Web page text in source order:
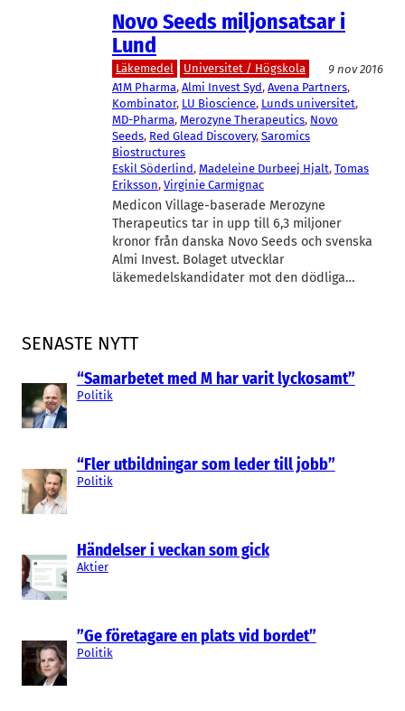
SENASTE NYTT
“Samarbetet med M har varit lyckosamt”
Politik
“Fler utbildningar som leder till jobb”
Politik
Händelser i veckan som gick
Aktier
”Ge företagare en plats vid bordet”
Politik
Novo Seeds miljonsatsar i
Lund
Läkemedel Universitet / Högskola
9 nov 2016
A1M Pharma, Almi Invest Syd, Avena Partners
Kombinator, LU Bioscience, Lunds universitet
MD-Pharma, Merozyne Therapeutics, Novo
Seeds, Red Glead Discovery, Saromics
Biostructures
Eskil Söderlind, Madeleine Durbeej Hjalt, Tomas
Eriksson, Virginie Carmignac
Medicon Village-baserade Merozyne
Therapeutics tar in upp till 6,3 miljoner
kronor från danska Novo Seeds och svenska
Almi Invest. Bolaget utvecklar
läkemedelskandidater mot den dödliga…